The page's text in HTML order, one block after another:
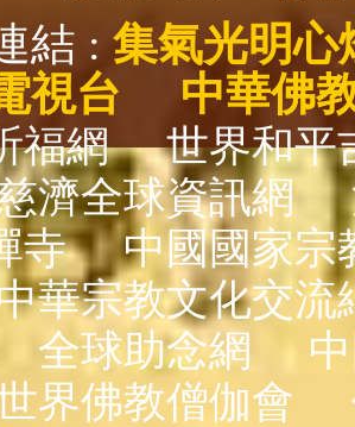
結 : 集氣光明心
視台
中華佛
福網
世界和平
濟全球資訊網
寺
中國國家宗
華宗教文化交流
全球助念網
界佛教僧伽會